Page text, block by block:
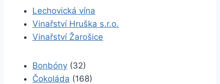
Lechovická vína
Vinařství Hruška s.r.o.
Vinařství Žarošice
Bonbóny (32)
Čokoláda (168)